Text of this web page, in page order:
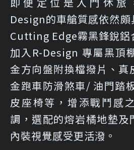
Design的車艙質感依然頗
Cutting Edge霧黑鋒銳鋁
加入R-Design 專屬黑頂
金方向盤附換檔撥片、真
金跑車防滑煞車/ 油門踏
皮座椅等，增添戰鬥感
調，選配的熔岩橘地墊及
內裝視覺感受更活潑。